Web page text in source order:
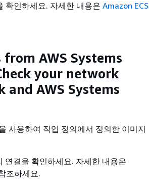
확인하세요. 자세한 내용은 Amazon ECS
AWS Systems
your network
AWS Systems
사용하여 작업 정의에서 정의한 이미지
연결을 확인하세요. 자세한 내용은
조하세요.